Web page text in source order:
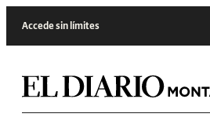
Accede sin límites